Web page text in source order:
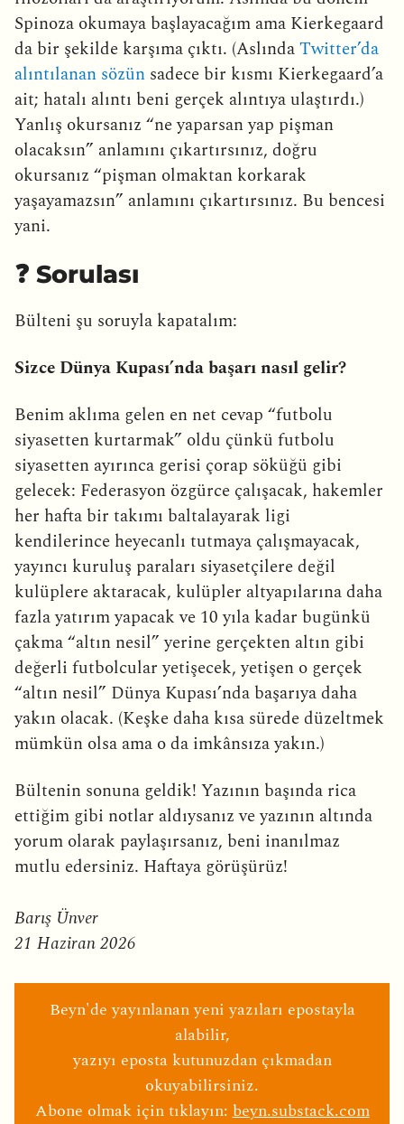
Spinoza okumaya başlayacağım ama Kierkegaard
da bir şekilde karşıma çıktı. (AslındaTwitter’da
alıntılanan sözün sadece bir kısmı Kierkegaard’a
ait; hatalı alıntı beni gerçek alıntıya ulaştırdı.)
Yanlış okursanız “ne yaparsan yap pişman
olacaksın” anlamını çıkartırsınız, doğru
okursanız “pişman olmaktan korkarak
yaşayamazsın” anlamını çıkartırsınız. Bu bencesi
yani.
❓ Sorulası
Bülteni şu soruyla kapatalım:
Sizce Dünya Kupası’nda başarı nasıl gelir?
Benim aklıma gelen en net cevap “futbolu
siyasetten kurtarmak” oldu çünkü futbolu
siyasetten ayırınca gerisi çorap söküğü gibi
gelecek: Federasyon özgürce çalışacak, hakemler
her hafta bir takımı baltalayarak ligi
kendilerince heyecanlı tutmaya çalışmayacak,
yayıncı kuruluş paraları siyasetçilere değil
kulüplere aktaracak, kulüpler altyapılarına daha
fazla yatırım yapacak ve 10 yıla kadar bugünkü
çakma “altın nesil” yerine gerçekten altın gibi
değerli futbolcular yetişecek, yetişen o gerçek
“altın nesil” Dünya Kupası’nda başarıya daha
yakın olacak. (Keşke daha kısa sürede düzeltmek
mümkün olsa ama o da imkânsıza yakın.)
Bültenin sonuna geldik! Yazının başında rica
ettiğim gibi notlar aldıysanız ve yazının altında
yorum olarak paylaşırsanız, beni inanılmaz
mutlu edersiniz. Haftaya görüşürüz!
Barış Ünver
21 Haziran 2026
Beyn'de yayınlanan yeni yazıları epostayla
alabilir,
yazıyı eposta kutunuzdan çıkmadan
okuyabilirsiniz.
Abone olmak için tıklayın:beyn.substack.com